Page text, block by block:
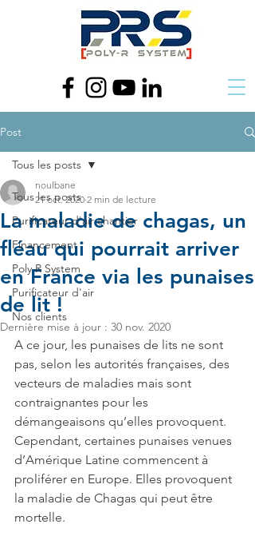
Post
Tous les posts
Purificateur d'air chantier
Financement
Poly R System
Purificateur d'air
Nos clients
Tous les posts
La maladie de chagas, un
fléau qui pourrait arriver
en France via les punaises
de lit !
noulbane
21 oct. 2020 2 min de lecture
Dernière mise à jour : 30 nov. 2020
A ce jour, les punaises de lits ne sont
pas, selon les autorités françaises, des
vecteurs de maladies mais sont
contraignantes pour les
démangeaisons qu’elles provoquent.
Cependant, certaines punaises venues
d’Amérique Latine commencent à
proliférer en Europe. Elles provoquent
la maladie de Chagas qui peut être
mortelle.